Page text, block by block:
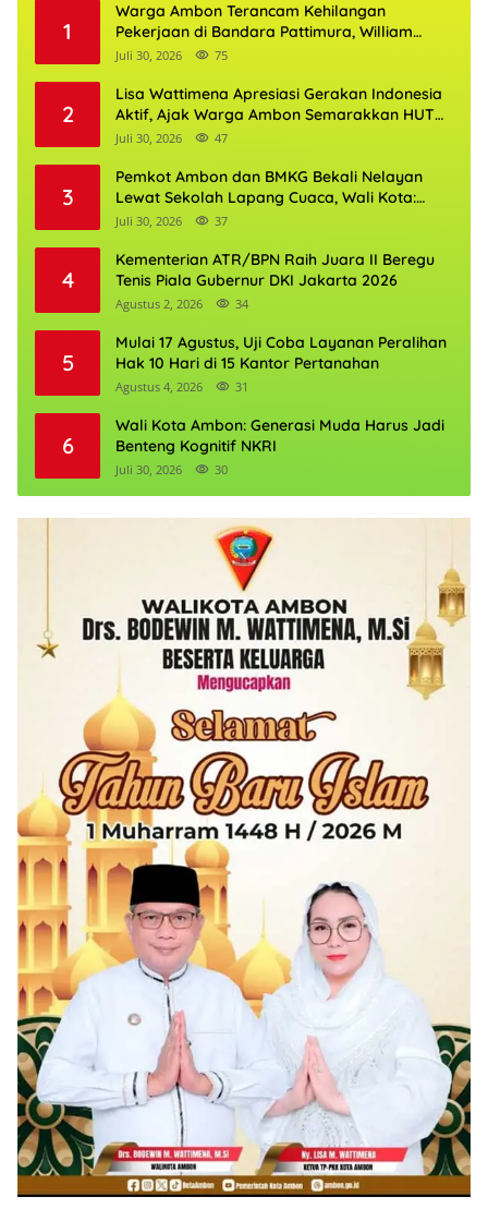
1
Warga Ambon Terancam Kehilangan
Pekerjaan di Bandara Pattimura, William
Mairuhu Desak Maskapai Utamakan Tenaga
Juli 30, 2026 75
2
Lisa Wattimena Apresiasi Gerakan Indonesia
Aktif, Ajak Warga Ambon Semarakkan HUT
RI dan HUT Provinsi Maluku
Juli 30, 2026 47
3
Pemkot Ambon dan BMKG Bekali Nelayan
Lewat Sekolah Lapang Cuaca, Wali Kota:
Keselamatan Harus Jadi Prioritas
Juli 30, 2026 37
4
Kementerian ATR/BPN Raih Juara II Beregu
Tenis Piala Gubernur DKI Jakarta 2026
Agustus 2, 2026 34
5
Mulai 17 Agustus, Uji Coba Layanan Peralihan
Hak 10 Hari di 15 Kantor Pertanahan
Agustus 4, 2026 31
6
Wali Kota Ambon: Generasi Muda Harus Jadi
Benteng Kognitif NKRI
Juli 30, 2026 30